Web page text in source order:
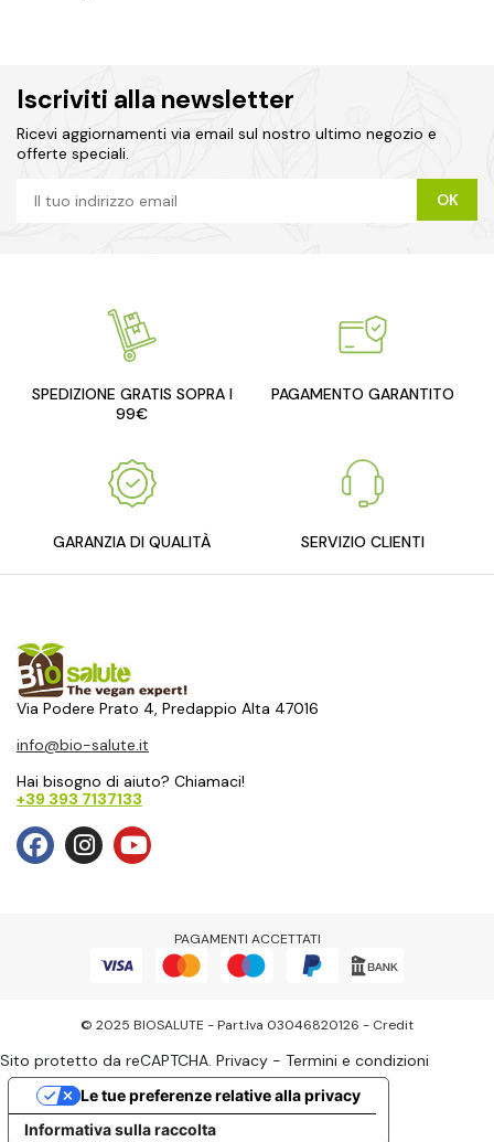
Iscriviti alla newsletter
Ricevi aggiornamenti via email sul nostro ultimo negozio e
offerte speciali.
SPEDIZIONE GRATIS SOPRA I
99€
PAGAMENTO GARANTITO
GARANZIA DI QUALITÀ SERVIZIO CLIENTI
Via Podere Prato 4, Predappio Alta 47016
info@bio-salute.it
Hai bisogno di aiuto? Chiamaci!
+39 393 7137133
PAGAMENTI ACCETTATI
© 2025 BIOSALUTE - Part.Iva 03046820126 - Credit
Sito protetto da reCAPTCHA. Privacy - Termini e condizioni
Informativa sulla raccolta
Le tue preferenze relative alla privacy